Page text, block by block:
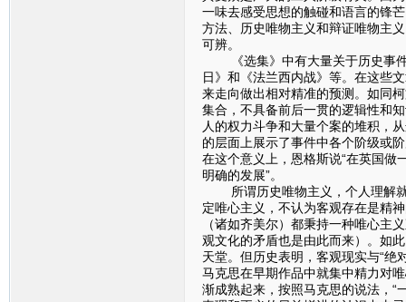
一味去感受思想的触碰和语言的锋
方法、历史唯物主义和辩证唯物主
可辨。
《选集》中有大量关于历史事件
日》和《法兰西内战》等。在这些
来走向做出相对精准的预测。如同
集合，不具备前后一贯的逻辑性和
人的权力斗争和大量个案的堆积，
的层面上展示了事件中各个阶级或
在这个意义上，恩格斯说“在英国做
明确的发展”。
所谓历史唯物主义，个人理解就
定唯心主义，不认为客观存在是精
（诸如齐美尔）都秉持一种唯心主
观文化的矛盾也是由此而来）。如
天堂。但历史表明，客观现实与“绝
马克思在早期作品中就集中精力对
渐成熟起来，按照马克思的说法，“